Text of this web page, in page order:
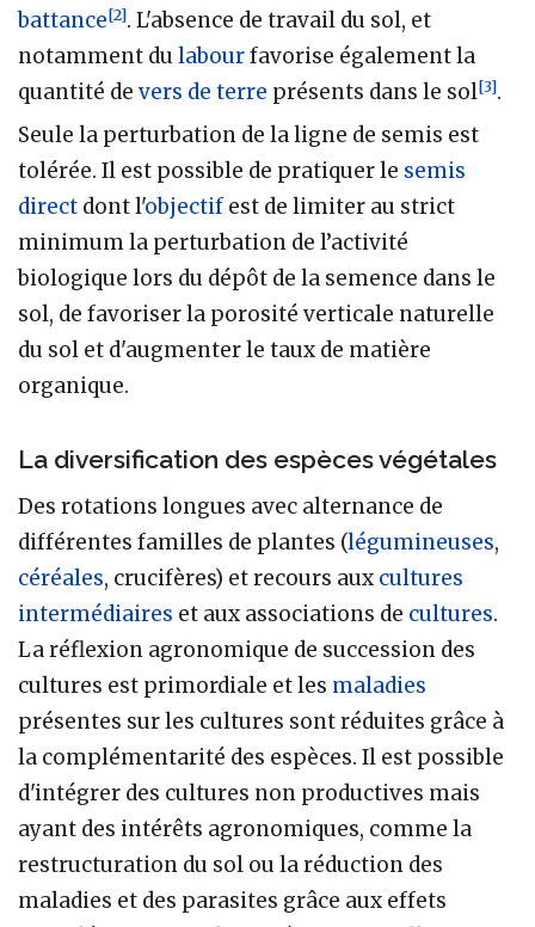
battance[2]. L'absence de travail du sol, et
notamment du labourfavorise également la
quantité de vers de terre présents dans le sol[3].
Seule la perturbation de la ligne de semis est
tolérée. Il est possible de pratiquer le semis
direct dont l'objectif est de limiter au strict
minimum la perturbation de l’activité
biologique lors du dépôt de la semence dans le
sol, de favoriser la porosité verticale naturelle
du sol et d'augmenter le taux de matière
organique.
La diversification des espèces végétales
Des rotations longues avec alternance de
différentes familles de plantes (légumineuses,
céréales, crucifères) et recours aux cultures
intermédiaires et aux associations de cultures.
La réflexion agronomique de succession des
cultures est primordiale et les maladies
présentes sur les cultures sont réduites grâce à
la complémentarité des espèces. Il est possible
d'intégrer des cultures non productives mais
ayant des intérêts agronomiques, comme la
restructuration du sol ou la réduction des
maladies et des parasites grâce aux effets